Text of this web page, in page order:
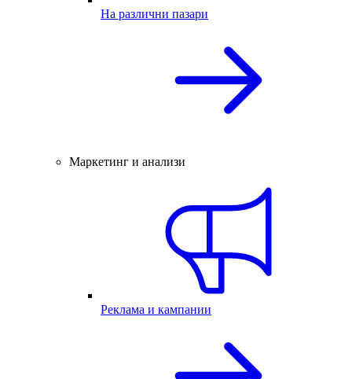
На различни пазари
Маркетинг и анализи
Реклама и кампании